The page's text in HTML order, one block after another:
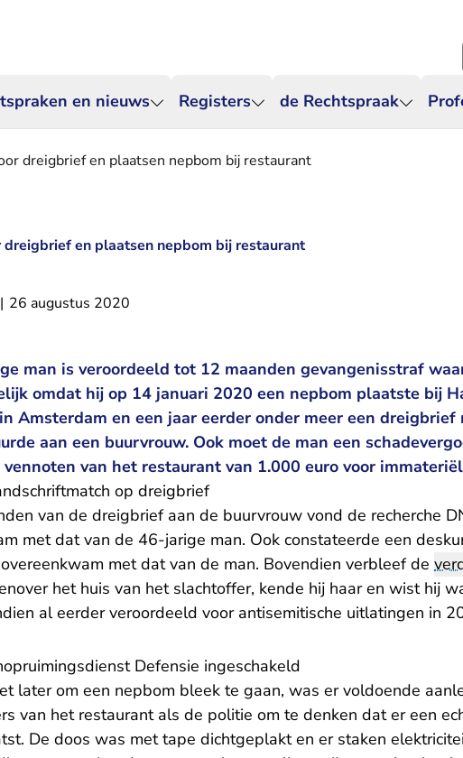
en nieuws Registers de Rechtspraak
dreigbrief en plaatsen nepbom bij restaurant
dreigbrief en plaatsen nepbom bij restaurant
| 26 augustus 2020
man is veroordeeld tot 12 maanden gevangenisstraf
omdat hij op 14 januari 2020 een nepbom plaatste bij
Amsterdam en een jaar eerder onder meer een
aan een buurvrouw. Ook moet de man een
van het restaurant van 1.000 euro voor
op dreigbrief
van de dreigbrief aan de buurvrouw vond de recherche
met dat van de 46-jarige man. Ook constateerde een
met dat van de man. Bovendien verbleef de
het huis van het slachtoffer, kende hij haar en wist hij
al eerder veroordeeld voor antisemitische uitlatingen in
Defensie ingeschakeld
later om een nepbom bleek te gaan, was er voldoende
van het restaurant als de politie om te denken dat er een
De doos was met tape dichtgeplakt en er staken